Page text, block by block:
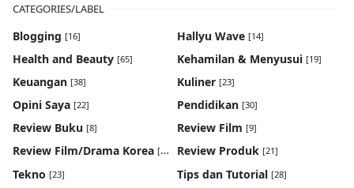
CATEGORIES/LABEL
Blogging [16] Hallyu Wave [14]
Health and Beauty [65] Kehamilan & Menyusui [19]
Keuangan [38] Kuliner [23]
Opini Saya [22] Pendidikan [30]
Review Buku [8] Review Film [9]
Review Film/Drama Korea [22] Review Produk [21]
Tekno [23] Tips dan Tutorial [28]